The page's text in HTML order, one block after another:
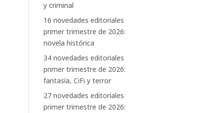
y criminal
16 novedades editoriales
primer trimestre de 2026:
novela histórica
34 novedades editoriales
primer trimestre de 2026:
fantasía, CiFi y terror
27 novedades editoriales
primer trimestre de 2026: